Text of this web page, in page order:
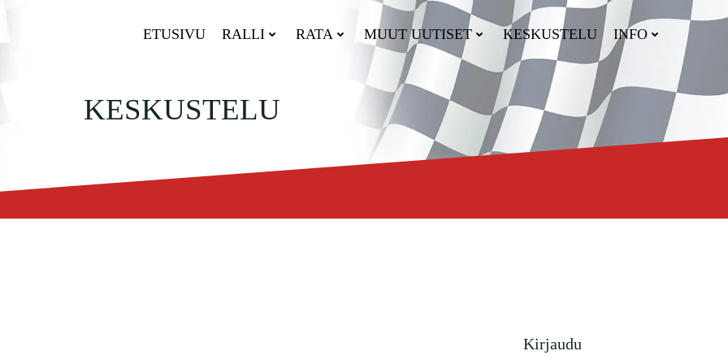
ETUSIVU RALLI RATA MUUT UUTISET KESKUSTELU INFO
KESKUSTELU
Kirjaudu